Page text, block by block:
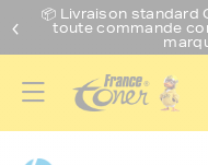
📦 Livraison standard
toute commande